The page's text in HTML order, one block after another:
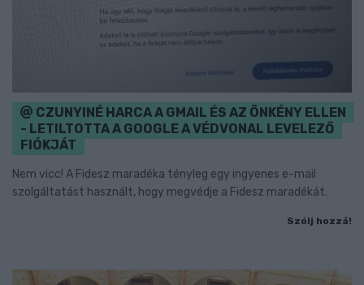
CZUNYINÉ HARCA A GMAIL ÉS AZ ÖNKÉNY ELLEN
- LETILTOTTA A GOOGLE A VÉDVONAL LEVELEZŐ
FIÓKJÁT
Nem vicc! A Fidesz maradéka tényleg egy ingyenes e-mail
szolgáltatást használt, hogy megvédje a Fidesz maradékát.
Szólj hozzá!